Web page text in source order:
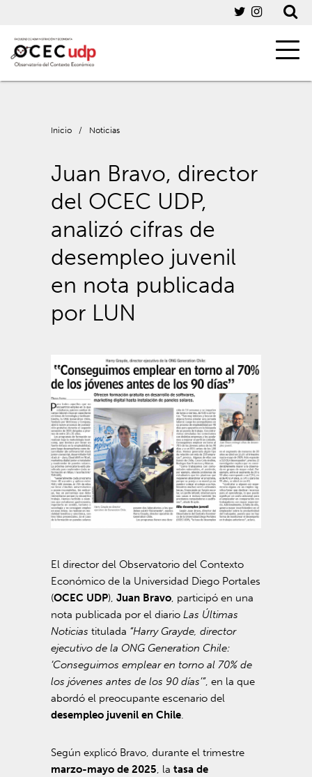
Inicio / Noticias
Juan Bravo, director
del OCEC UDP,
analizó cifras de
desempleo juvenil
en nota publicada
por LUN
El director del Observatorio del Contexto
Económico de la Universidad Diego Portales
(OCEC UDP),Juan Bravo, participó en una
nota publicada por el diarioLas Últimas
Noticias titulada “Harry Grayde, director
ejecutivo de la ONG Generation Chile:
‘Conseguimos emplear en torno al 70% de
los jóvenes antes de los 90 días’”, en la que
abordó el preocupante escenario del
desempleo juvenil en Chile.
Según explicó Bravo, durante el trimestre
marzo-mayo de 2025, latasa de